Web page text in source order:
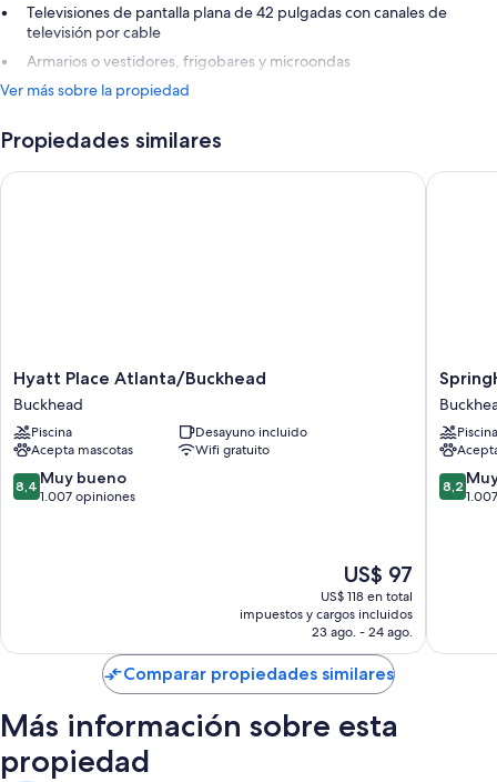
Televisiones de pantalla plana de 42 pulgadas con canales de
televisión por cable
Armarios o vestidores, frigobares y microondas
Ver más sobre la propiedad
Propiedades similares
Hyatt
Place
Atlanta/Buckhead
Buckhead
Hyatt Place Atlanta/Buckhead
Buckhead
Piscina
Desayuno incluido
Acepta mascotas
Wifi gratuito
8.4
de
8,4 Muy bueno
1.007 opiniones
El
precio
actual
es
de
US$ 97
US$ 97
US$ 118 en total
impuestos y cargos incluidos
23 ago. - 24 ago.
Hyatt Place Atlanta/Buckhead
Suites
by
Marriott
Atlanta
Piscina
8.2
de
8,2
Comparar propiedades similares
Más información sobre esta
propiedad